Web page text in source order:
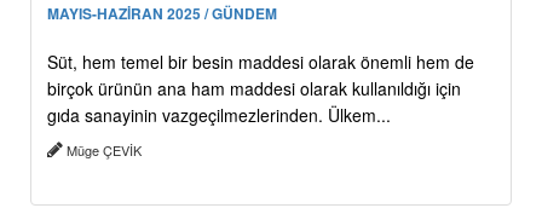
MAYIS-HAZİRAN 2025 / GÜNDEM
Süt, hem temel bir besin maddesi olarak önemli hem de
birçok ürünün ana ham maddesi olarak kullanıldığı için
gıda sanayinin vazgeçilmezlerinden. Ülkem...
Müge ÇEVİK